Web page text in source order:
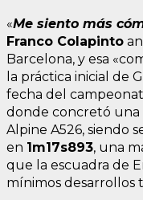
«Me siento más
Franco Colapinto
Barcelona, y esa
la práctica inicial de
fecha del
donde concretó una
Alpine A526, siendo
en 1m17s893, una
que la escuadra de
mínimos desarrollos